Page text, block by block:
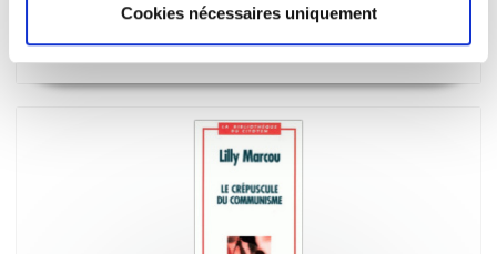
Cookies nécessaires uniquement
Grande Guerre
Nicolas Roussellier